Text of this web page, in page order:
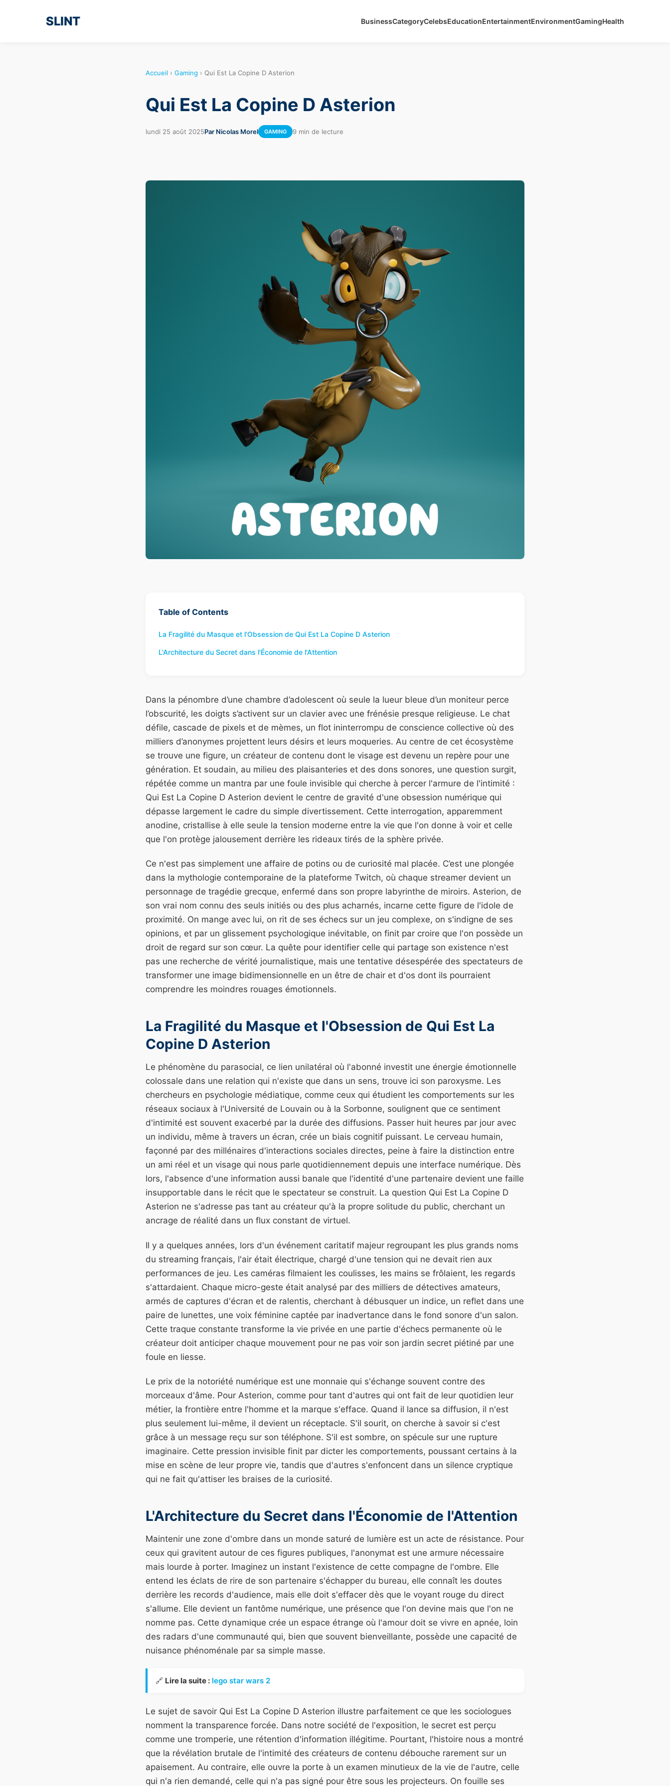
SLINT BusinessCategoryCelebsEducationEntertainmentEnvironmentGamingHealth
Accueil › Gaming › Qui Est La Copine D Asterion
Qui Est La Copine D Asterion
lundi 25 août 2025Par Nicolas Morel GAMING 9 min de lecture
Table of Contents
La Fragilité du Masque et l'Obsession de Qui Est La Copine D Asterion
L'Architecture du Secret dans l'Économie de l'Attention
Dans la pénombre d’une chambre d’adolescent où seule la lueur bleue d’un moniteur perce
l’obscurité, les doigts s’activent sur un clavier avec une frénésie presque religieuse. Le chat
défile, cascade de pixels et de mèmes, un flot ininterrompu de conscience collective où des
milliers d’anonymes projettent leurs désirs et leurs moqueries. Au centre de cet écosystème
se trouve une figure, un créateur de contenu dont le visage est devenu un repère pour une
génération. Et soudain, au milieu des plaisanteries et des dons sonores, une question surgit,
répétée comme un mantra par une foule invisible qui cherche à percer l'armure de l'intimité :
Qui Est La Copine D Asterion devient le centre de gravité d'une obsession numérique qui
dépasse largement le cadre du simple divertissement. Cette interrogation, apparemment
anodine, cristallise à elle seule la tension moderne entre la vie que l'on donne à voir et celle
que l'on protège jalousement derrière les rideaux tirés de la sphère privée.
Ce n'est pas simplement une affaire de potins ou de curiosité mal placée. C’est une plongée
dans la mythologie contemporaine de la plateforme Twitch, où chaque streamer devient un
personnage de tragédie grecque, enfermé dans son propre labyrinthe de miroirs. Asterion, de
son vrai nom connu des seuls initiés ou des plus acharnés, incarne cette figure de l'idole de
proximité. On mange avec lui, on rit de ses échecs sur un jeu complexe, on s'indigne de ses
opinions, et par un glissement psychologique inévitable, on finit par croire que l'on possède un
droit de regard sur son cœur. La quête pour identifier celle qui partage son existence n'est
pas une recherche de vérité journalistique, mais une tentative désespérée des spectateurs de
transformer une image bidimensionnelle en un être de chair et d'os dont ils pourraient
comprendre les moindres rouages émotionnels.
La Fragilité du Masque et l'Obsession de Qui Est La
Copine D Asterion
Le phénomène du parasocial, ce lien unilatéral où l'abonné investit une énergie émotionnelle
colossale dans une relation qui n'existe que dans un sens, trouve ici son paroxysme. Les
chercheurs en psychologie médiatique, comme ceux qui étudient les comportements sur les
réseaux sociaux à l'Université de Louvain ou à la Sorbonne, soulignent que ce sentiment
d'intimité est souvent exacerbé par la durée des diffusions. Passer huit heures par jour avec
un individu, même à travers un écran, crée un biais cognitif puissant. Le cerveau humain,
façonné par des millénaires d'interactions sociales directes, peine à faire la distinction entre
un ami réel et un visage qui nous parle quotidiennement depuis une interface numérique. Dès
lors, l'absence d'une information aussi banale que l'identité d'une partenaire devient une faille
insupportable dans le récit que le spectateur se construit. La question Qui Est La Copine D
Asterion ne s'adresse pas tant au créateur qu'à la propre solitude du public, cherchant un
ancrage de réalité dans un flux constant de virtuel.
Il y a quelques années, lors d'un événement caritatif majeur regroupant les plus grands noms
du streaming français, l'air était électrique, chargé d'une tension qui ne devait rien aux
performances de jeu. Les caméras filmaient les coulisses, les mains se frôlaient, les regards
s'attardaient. Chaque micro-geste était analysé par des milliers de détectives amateurs,
armés de captures d'écran et de ralentis, cherchant à débusquer un indice, un reflet dans une
paire de lunettes, une voix féminine captée par inadvertance dans le fond sonore d'un salon.
Cette traque constante transforme la vie privée en une partie d'échecs permanente où le
créateur doit anticiper chaque mouvement pour ne pas voir son jardin secret piétiné par une
foule en liesse.
Le prix de la notoriété numérique est une monnaie qui s'échange souvent contre des
morceaux d'âme. Pour Asterion, comme pour tant d'autres qui ont fait de leur quotidien leur
métier, la frontière entre l'homme et la marque s'efface. Quand il lance sa diffusion, il n'est
plus seulement lui-même, il devient un réceptacle. S'il sourit, on cherche à savoir si c'est
grâce à un message reçu sur son téléphone. S'il est sombre, on spécule sur une rupture
imaginaire. Cette pression invisible finit par dicter les comportements, poussant certains à la
mise en scène de leur propre vie, tandis que d'autres s'enfoncent dans un silence cryptique
qui ne fait qu'attiser les braises de la curiosité.
L'Architecture du Secret dans l'Économie de l'Attention
Maintenir une zone d'ombre dans un monde saturé de lumière est un acte de résistance. Pour
ceux qui gravitent autour de ces figures publiques, l'anonymat est une armure nécessaire
mais lourde à porter. Imaginez un instant l'existence de cette compagne de l'ombre. Elle
entend les éclats de rire de son partenaire s'échapper du bureau, elle connaît les doutes
derrière les records d'audience, mais elle doit s'effacer dès que le voyant rouge du direct
s'allume. Elle devient un fantôme numérique, une présence que l'on devine mais que l'on ne
nomme pas. Cette dynamique crée un espace étrange où l'amour doit se vivre en apnée, loin
des radars d'une communauté qui, bien que souvent bienveillante, possède une capacité de
nuisance phénoménale par sa simple masse.
🔗 Lire la suite : lego star wars 2
Le sujet de savoir Qui Est La Copine D Asterion illustre parfaitement ce que les sociologues
nomment la transparence forcée. Dans notre société de l'exposition, le secret est perçu
comme une tromperie, une rétention d'information illégitime. Pourtant, l'histoire nous a montré
que la révélation brutale de l'intimité des créateurs de contenu débouche rarement sur un
apaisement. Au contraire, elle ouvre la porte à un examen minutieux de la vie de l'autre, celle
qui n'a rien demandé, celle qui n'a pas signé pour être sous les projecteurs. On fouille ses